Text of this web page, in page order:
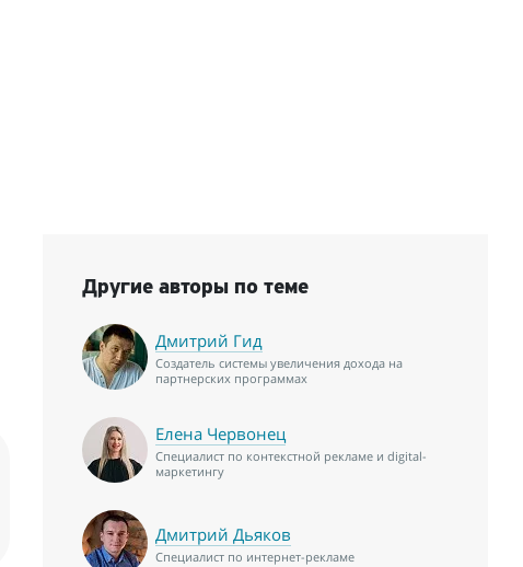
Другие авторы по теме
Дмитрий Гид
Создатель системы увеличения дохода на
партнерских программах
Елена Червонец
Специалист по контекстной рекламе и digital-
маркетингу
Дмитрий Дьяков
Специалист по интернет-рекламе